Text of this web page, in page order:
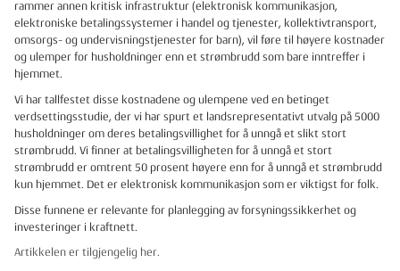
rammer annen kritisk infrastruktur (elektronisk kommunikasjon,
elektroniske betalingssystemer i handel og tjenester, kollektivtransport,
omsorgs- og undervisningstjenester for barn), vil føre til høyere kostnader
og ulemper for husholdninger enn et strømbrudd som bare inntreffer i
hjemmet.
Vi har tallfestet disse kostnadene og ulempene ved en betinget
verdsettingsstudie, der vi har spurt et landsrepresentativt utvalg på 5000
husholdninger om deres betalingsvillighet for å unngå et slikt stort
strømbrudd. Vi finner at betalingsvilligheten for å unngå et stort
strømbrudd er omtrent 50 prosent høyere enn for å unngå et strømbrudd
kun hjemmet. Det er elektronisk kommunikasjon som er viktigst for folk.
Disse funnene er relevante for planlegging av forsyningssikkerhet og
investeringer i kraftnett.
Artikkelen er tilgjengelig her.